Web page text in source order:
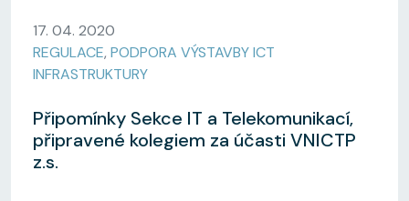
17. 04. 2020
REGULACE, PODPORA VÝSTAVBY ICT
INFRASTRUKTURY
Připomínky Sekce IT a Telekomunikací,
připravené kolegiem za účasti VNICTP
z.s.